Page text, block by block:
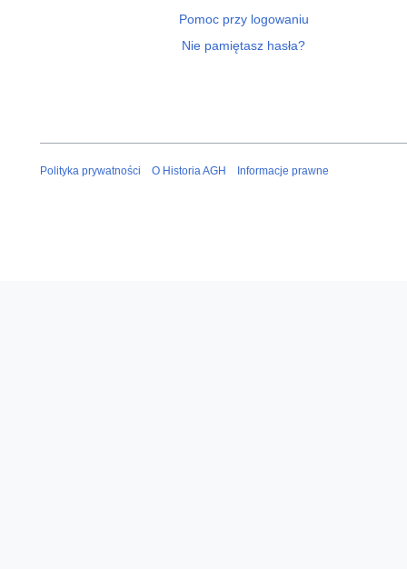
Pomoc przy logowaniu
Nie pamiętasz hasła?
Polityka prywatności O Historia AGH Informacje prawne